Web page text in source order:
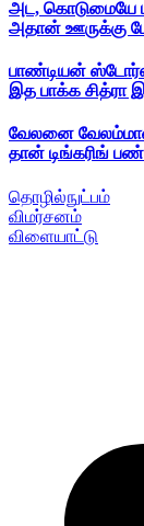
அட, கொடுமையே
அதான் ஊருக்கு
பாண்டியன்
இத பாக்க சித்ரா
வேலனை
தான் டிங்கரிங்
தொழில்நுட்பம்
விமர்சனம்
விளையாட்டு